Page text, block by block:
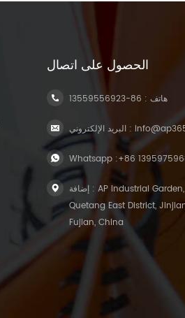
الحصول على اتصال
هاتف : 86-13559556923
البريد الإلكتروني :
Whatsapp :+86
إضافة : AP Industrial Garden,
Quetang East District,
Fujian, China